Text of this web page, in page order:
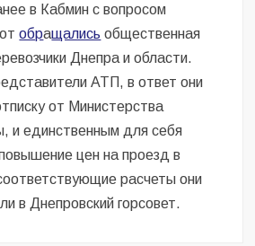
в Кабмин с вопросом
обращались общественная
Днепра и области.
АТП, в ответ они
от Министерства
и единственным для себя
цен на проезд в
расчеты они
в Днепровский горсовет.